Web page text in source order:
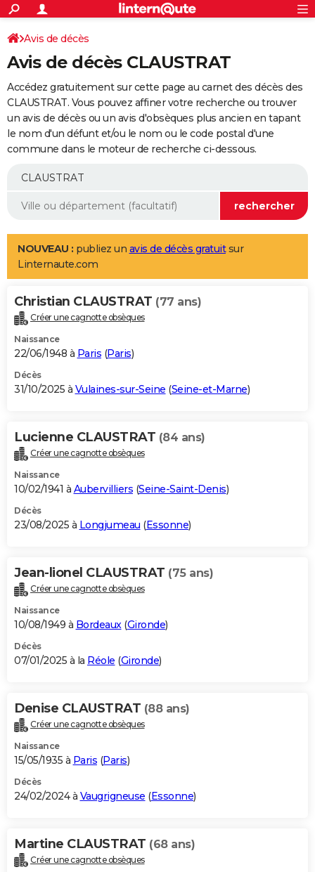
ACTUALITÉS
Politique
Société
Faits Divers
Education
Monde
Villes
+
SPORT
Coupe du monde 2026
Football
Tennis
Cyclisme
Rugby
Forum
Programme TV
TNT
Streaming
Cinéma
Sorties cinéma
Musique
+
FINANCE
Impôts
Immobilier
Risques naturels par ville
Banque
Assurance
Crédit
AUTO
Essais
Réserver un essai
Citadines
Berlines
SUV
Forum auto
+
Mobiles
Meilleur smartphone
Internet
Ordinateurs
Jeux vidéo
Guide high-tech
Aménagement intérieur
LIFESTYLE
Art de vivre
Bien-être
Loisirs
Mode
Modes de vie
Alimentation
Guide de la santé
Maladies
Médicaments
Sommeil
VOYAGE
Destinations
City break
Voyage nature
Voyage de noces
Forum
Climat
+PHOTO
GUIDES D'ACHAT
BONS PLANS
Carte de Noël
Carte Bonne année
Carte Saint-Valentin
Carte Pâques
Carte d'anniversaire
DICTIONNAIRE
Dictionnaire
Biographies
Citations
Expressions
Proverbes
PROGRAMME TV
S'inscrire
Se connecter
Lycées
Collèges
Primaires
Universités
Entreprises
Service militaire
Avis de recherche
AVIS DE DÉCÈS
Bricolage
Lifestyle
Culture
Sport
Auto
Television
Voyage
Cinema
Avis de décès
Avis de décès CLAUSTRAT
Accédez gratuitement sur cette page au carnet des décès des
CLAUSTRAT. Vous pouvez affiner votre recherche ou trouver
un avis de décès ou un avis d'obsèques plus ancien en tapant
le nom d'un défunt et/ou le nom ou le code postal d'une
commune dans le moteur de recherche ci-dessous.
NOUVEAU : publiez un avis de décès gratuitsur
Linternaute.com
Christian CLAUSTRAT (77 ans)
Créer une cagnotte obsèques
Naissance
22/06/1948 à Paris (Paris)
Décès
31/10/2025 à Vulaines-sur-Seine (Seine-et-Marne)
Lucienne CLAUSTRAT (84 ans)
Créer une cagnotte obsèques
Naissance
10/02/1941 à Aubervilliers (Seine-Saint-Denis)
Décès
23/08/2025 à Longjumeau (Essonne)
Jean-lionel CLAUSTRAT (75 ans)
Créer une cagnotte obsèques
Naissance
10/08/1949 à Bordeaux(Gironde)
Décès
07/01/2025 à la Réole (Gironde)
Denise CLAUSTRAT (88 ans)
Créer une cagnotte obsèques
Naissance
15/05/1935 à Paris (Paris)
Décès
24/02/2024 à Vaugrigneuse (Essonne)
Martine CLAUSTRAT (68 ans)
Créer une cagnotte obsèques